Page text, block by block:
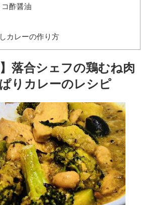
酢醤油
カレーの作り方
落合シェフの鶏むね肉
りカレーのレシピ